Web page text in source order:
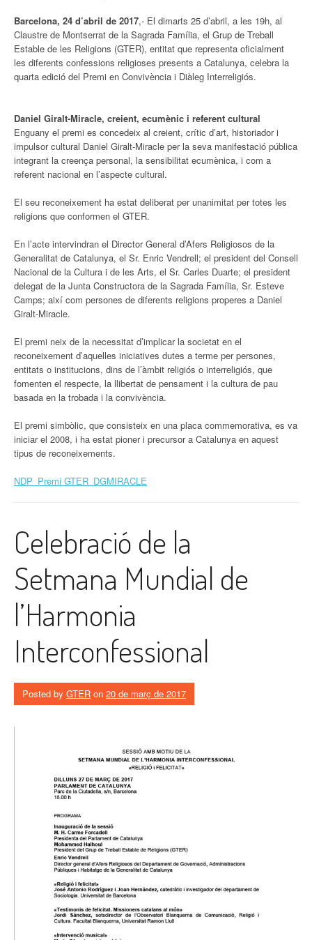
Barcelona, 24 d’abril de 2017,- El dimarts 25 d’abril, a les 19h, al
Claustre de Montserrat de la Sagrada Família, el Grup de Treball
Estable de les Religions (GTER), entitat que representa oficialment
les diferents confessions religioses presents a Catalunya, celebra la
quarta edició del Premi en Convivència i Diàleg Interreligiós.
Daniel Giralt-Miracle, creient, ecumènic i referent cultural
Enguany el premi es concedeix al creient, crític d’art, historiador i
impulsor cultural Daniel Giralt-Miracle per la seva manifestació pública
integrant la creença personal, la sensibilitat ecumènica, i com a
referent nacional en l’aspecte cultural.
El seu reconeixement ha estat deliberat per unanimitat per totes les
religions que conformen el GTER.
En l’acte intervindran el Director General d’Afers Religiosos de la
Generalitat de Catalunya, el Sr. Enric Vendrell; el president del Consell
Nacional de la Cultura i de les Arts, el Sr. Carles Duarte; el president
delegat de la Junta Constructora de la Sagrada Família, Sr. Esteve
Camps; així com persones de diferents religions properes a Daniel
Giralt-Miracle.
El premi neix de la necessitat d’implicar la societat en el
reconeixement d’aquelles iniciatives dutes a terme per persones,
entitats o institucions, dins de l’àmbit religiós o interreligiós, que
fomenten el respecte, la llibertat de pensament i la cultura de pau
basada en la trobada i la convivència.
El premi simbòlic, que consisteix en una placa commemorativa, es va
iniciar el 2008, i ha estat pioner i precursor a Catalunya en aquest
tipus de reconeixements.
NDP_Premi GTER_DGMIRACLE
Celebració de la
Setmana Mundial de
l’Harmonia
Interconfessional
Posted by GTER on 20 de març de 2017